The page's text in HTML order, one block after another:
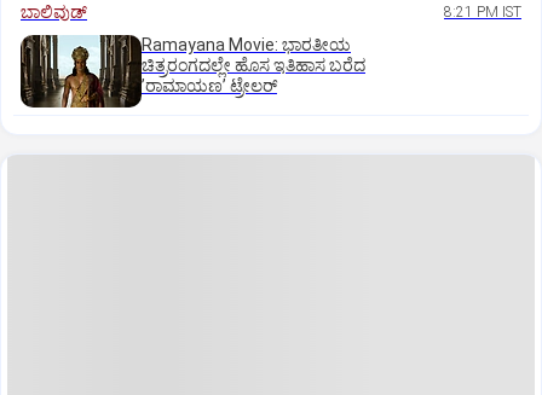
ಬಾಲಿವುಡ್‌ 8:21 PM IST
Ramayana Movie: ಭಾರತೀಯ
ಚಿತ್ರರಂಗದಲ್ಲೇ ಹೊಸ ಇತಿಹಾಸ ಬರೆದ
ʼರಾಮಾಯಣʼ ಟ್ರೇಲರ್